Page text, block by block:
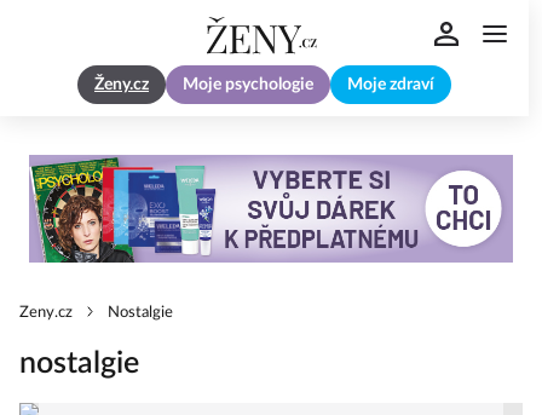
Ženy.cz Moje psychologie Moje zdraví
Zeny.cz Nostalgie
nostalgie